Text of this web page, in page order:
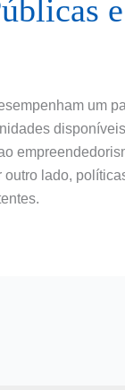
um
lado,